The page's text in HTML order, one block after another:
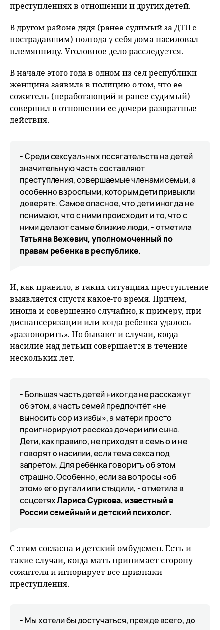
преступлениях в отношении и других детей.
В другом районе дядя (ранее судимый за ДТП с
пострадавшим) полгода у себя дома насиловал
племянницу. Уголовное дело расследуется.
В начале этого года в одном из сел республики
женщина заявила в полицию о том, что ее
сожитель (неработающий и ранее судимый)
совершил в отношении ее дочери развратные
действия.
- Среди сексуальных посягательств на детей
значительную часть составляют
преступления, совершаемые членами семьи, а
особенно взрослыми, которым дети привыкли
доверять. Самое опасное, что дети иногда не
понимают, что с ними происходит и то, что с
ними делают самые близкие люди, - отметила
Татьяна Вежевич, уполномоченный по
правам ребенка в республике.
И, как правило, в таких ситуациях преступление
выявляется спустя какое-то время. Причем,
иногда и совершенно случайно, к примеру, при
диспансеризации или когда ребенка удалось
«разговорить». Но бывают и случаи, когда
насилие над детьми совершается в течение
нескольких лет.
- Большая часть детей никогда не расскажут
об этом, а часть семей предпочтёт «не
выносить сор из избы», а матери просто
проигнорируют рассказ дочери или сына.
Дети, как правило, не приходят в семью и не
говорят о насилии, если тема секса под
запретом. Для ребёнка говорить об этом
страшно. Особенно, если за вопросы «об
этом» его ругали или стыдили, - отметила в
соцсетяхЛариса Суркова, известный в
России семейный и детский психолог.
С этим согласна и детский омбудсмен. Есть и
такие случаи, когда мать принимает сторону
сожителя и игнорирует все признаки
преступления.
- Мы хотели бы достучаться, прежде всего, до